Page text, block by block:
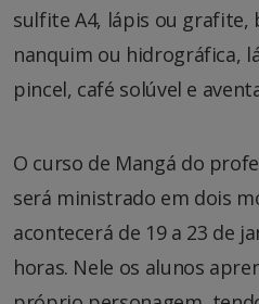
sulfite A4, lápis ou grafite,
nanquim ou hidrográfica,
pincel, café solúvel e
O curso de Mangá do
será ministrado em dois
acontecerá de 19 a 23 de
horas. Nele os alunos